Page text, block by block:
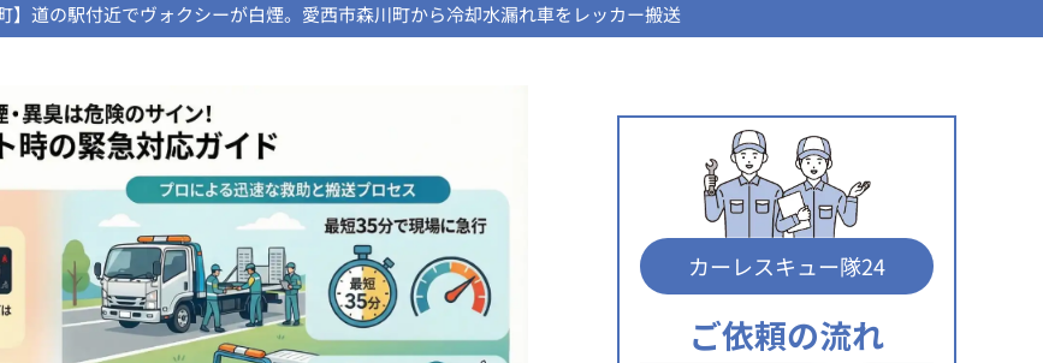
】道の駅付近でヴォクシーが白煙。愛西市森川町から冷却水漏れ車をレッカー搬送
カーレスキュー隊24
ご依頼の流れ